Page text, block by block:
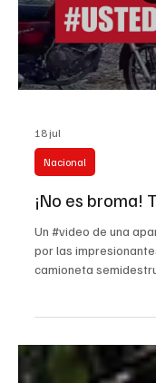
Un #video de una
por las
camioneta
últimos ataques con
tono de burla, el
catatumbo
#tvcucuta #tibu